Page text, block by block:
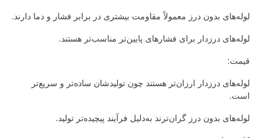
لوله‌های بدون درز معمولاً مقاومت بیشتری در برابر فشار و دما دارند.
لوله‌های درزدار برای فشارهای پایین‌تر مناسب‌تر هستند.
قیمت:
لوله‌های درزدار ارزان‌تر هستند چون تولیدشان ساده‌تر و سریع‌تر
است.
لوله‌های بدون درز گران‌ترند به‌دلیل فرآیند پیچیده‌تر تولید.